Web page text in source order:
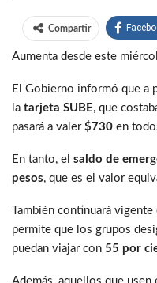
Compartir
Aumenta desde este
El Gobierno informó que a
la tarjeta SUBE, que
pasará a valer $730 en
En tanto, el saldo de
pesos, que es el valor
También continuará
permite que los grupos
puedan viajar con 55 por